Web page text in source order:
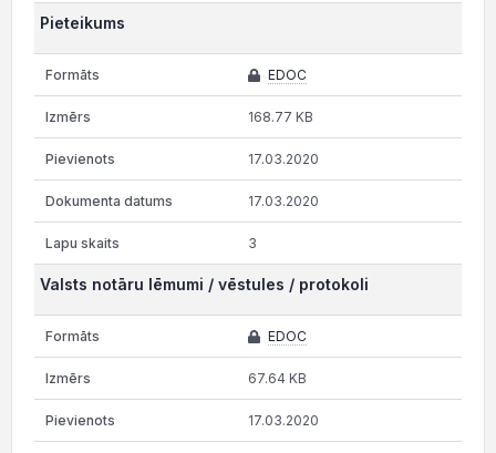
Pieteikums
EDOC
168.77 KB
17.03.2020
17.03.2020
3
Valsts notāru lēmumi / vēstules / protokoli
EDOC
67.64 KB
17.03.2020